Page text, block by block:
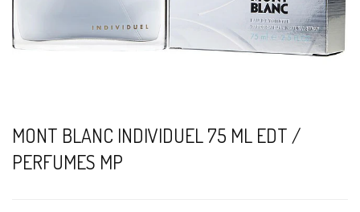
MONT BLANC INDIVIDUEL 75 ML EDT /
PERFUMES MP